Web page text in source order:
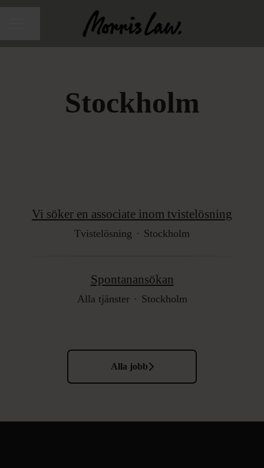
Stockholm
Vi söker en associate inom tvistelösning
Tvistelösning · Stockholm
Spontanansökan
Alla tjänster · Stockholm
Alla jobb